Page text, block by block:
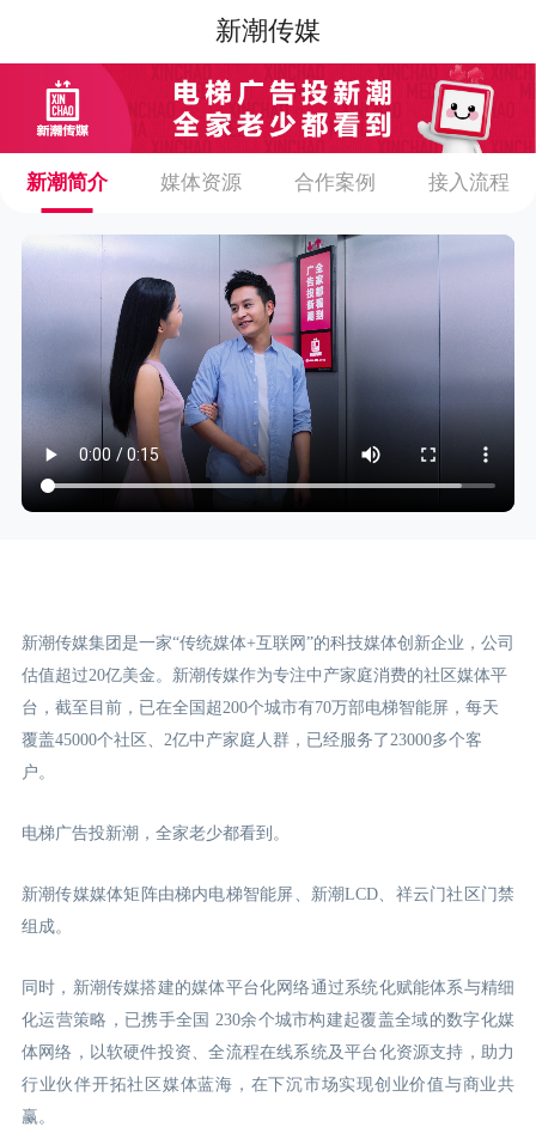
新潮传媒
新潮简介 媒体资源 合作案例 接入流程
新潮传媒集团是一家“传统媒体+互联网”的科技媒体创新企业，公司
估值超过20亿美金。新潮传媒作为专注中产家庭消费的社区媒体平
台，截至目前，已在全国超200个城市有70万部电梯智能屏，每天
覆盖45000个社区、2亿中产家庭人群，已经服务了23000多个客
户。
电梯广告投新潮，全家老少都看到。
新潮传媒媒体矩阵由梯内电梯智能屏、新潮LCD、祥云门社区门禁
组成。
同时，新潮传媒搭建的媒体平台化网络通过系统化赋能体系与精细
化运营策略，已携手全国 230余个城市构建起覆盖全域的数字化媒
体网络，以软硬件投资、全流程在线系统及平台化资源支持，助力
行业伙伴开拓社区媒体蓝海，在下沉市场实现创业价值与商业共
赢。